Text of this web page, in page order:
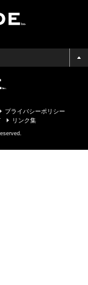
プライバシーポリシー
リンク集